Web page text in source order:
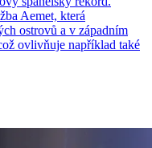
Aemet, která
ostrovů a v západním
ovlivňuje například také